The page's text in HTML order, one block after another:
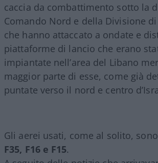
caccia da combattimento sotto la
Comando Nord e della Divisione
che hanno attaccato a ondate e
piattaforme di lancio che erano
impiantate nell’area del Libano
maggior parte di esse, come già
puntate verso il nord e centro
Gli aerei usati, come al solito,
F35, F16 e F15.